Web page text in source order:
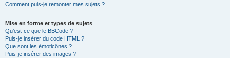
Comment puis-je remonter mes sujets ?
Mise en forme et types de sujets
Qu’est-ce que le BBCode ?
Puis-je insérer du code HTML ?
Que sont les émoticônes ?
Puis-je insérer des images ?